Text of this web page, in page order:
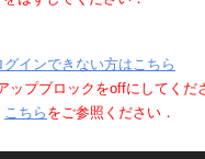
グインできない方はこちら
ップブロックをoffにしてくだ
こちら をご参照ください．